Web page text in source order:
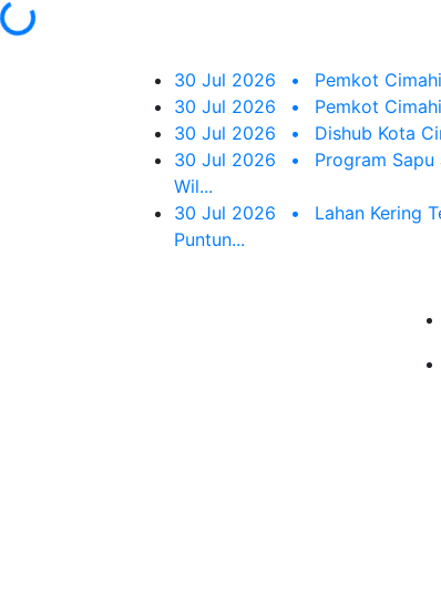
30 Jul 2026 •
Pemkot
30 Jul 2026
•
Pemkot
30 Jul 2026
•
Dishub Kota
30 Jul 2026
•
Program
Wil...
30 Jul 2026
•
Lahan Kering
Puntun...